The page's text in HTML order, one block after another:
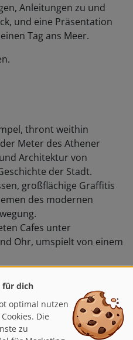
Anleitungen zu und
und eine Präsentation
Tag ans Meer.
thront weithin
Meter des Athener
Architektur von
der Stadt.
großflächige Graffitis
des modernen
Cafes unter
Ohr, umspielt von einem
stehen unseren
den Charakter der alten
Herzen der Stadt, sind die
für dich
optimal nutzen
Die
zu